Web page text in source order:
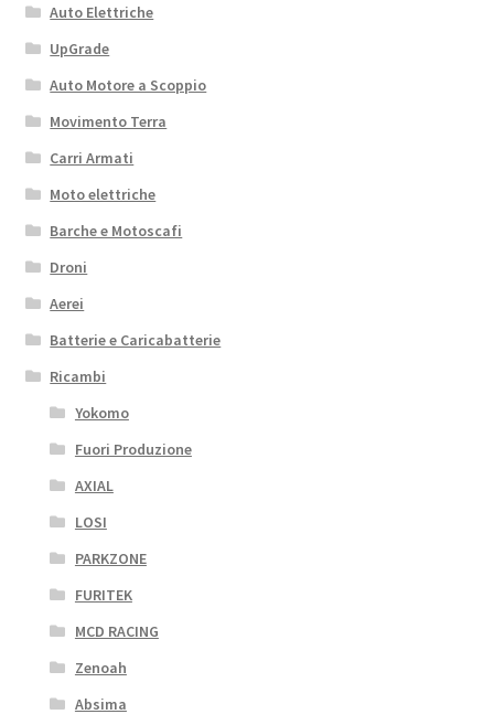
Auto Elettriche
UpGrade
Auto Motore a Scoppio
Movimento Terra
Carri Armati
Moto elettriche
Barche e Motoscafi
Droni
Aerei
Batterie e Caricabatterie
Ricambi
Yokomo
Fuori Produzione
AXIAL
LOSI
PARKZONE
FURITEK
MCD RACING
Zenoah
Absima